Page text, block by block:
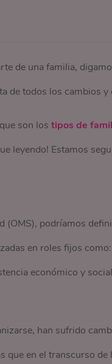
de una familia,
de todos los cambios
son los tipos de
leyendo! Estamos
(OMS), podríamos
en roles fijos
económico y
han sufrido
que en el transcurso